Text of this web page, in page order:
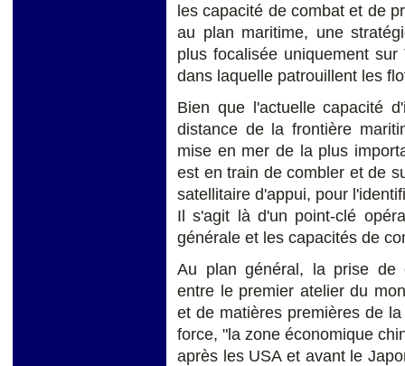
les capacité de combat et de
au plan maritime, une
plus focalisée uniquement
dans laquelle patrouillent les
Bien que l'actuelle capacité
distance de la frontière
mise en mer de la plus
est en train de combler et de
satellitaire d'appui, pour
Il s'agit là d'un point-clé
générale et les capacités de
Au plan général, la prise de
entre le premier atelier du
et de matières premières de
force, "la zone économique
après les USA et avant le